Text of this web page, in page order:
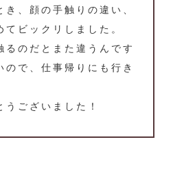
き、顔の手触りの違い、
てビックリしました。
るのだとまた違うんです
ので、仕事帰りにも行き
ございました！